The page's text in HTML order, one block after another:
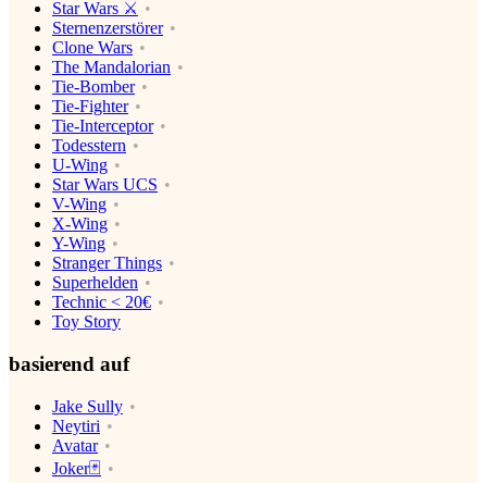
Star Wars ⚔️
Sternenzerstörer
Clone Wars
The Mandalorian
Tie-Bomber
Tie-Fighter
Tie-Interceptor
Todesstern
U-Wing
Star Wars UCS
V-Wing
X-Wing
Y-Wing
Stranger Things
Superhelden
Technic < 20€
Toy Story
basierend auf
Jake Sully
Neytiri
Avatar
Joker🃏